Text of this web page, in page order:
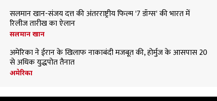
सलमान खान-संजय दत्त की अंतरराष्ट्रीय फिल्म '7 डॉग्स' की भारत में
रिलीज तारीख का ऐलान
सलमान खान
अमेरिका ने ईरान के खिलाफ नाकाबंदी मजबूत की, होर्मुज के आसपास 20
से अधिक युद्धपोत तैनात
अमेरिका